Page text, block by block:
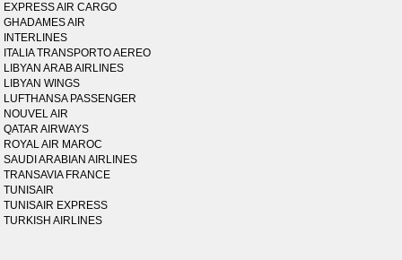
EXPRESS AIR CARGO
GHADAMES AIR
INTERLINES
ITALIA TRANSPORTO AEREO
LIBYAN ARAB AIRLINES
LIBYAN WINGS
LUFTHANSA PASSENGER
NOUVEL AIR
QATAR AIRWAYS
ROYAL AIR MAROC
SAUDI ARABIAN AIRLINES
TRANSAVIA FRANCE
TUNISAIR
TUNISAIR EXPRESS
TURKISH AIRLINES